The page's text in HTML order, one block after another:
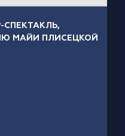
СПЕКТАКЛЬ,
МАЙИ ПЛИСЕЦКОЙ